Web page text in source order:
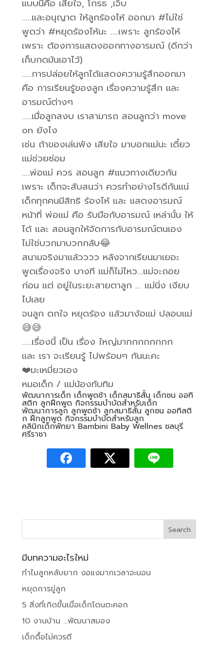
แบบนี้คือ​ เสียใจ, โกรธ ,เจ็บ
…..และอนุญาต ให้ลูกร้องไห้ ออกมา #ไม่ใช่
พูดว่า #หยุดร้องไห้นะ ….เพราะ ลูกร้องไห้
เพราะ ต้องการแสดงออกทางอารมณ์ (ดีกว่า
เก็บกดมันเอาไว้)
…..การปล่อยให้ลูกได้แสดงความรู้สึก​ออกมา
คือ การเรียนรู้ของลูก เรื่องความรู้สึก และ
อารมณ์ต่างๆ
…..เมื่อลูกสงบ เราสามารถ สอนลูกว่า move
on ยังไง
เช่น ถ้าของเล่นพัง เสียใจ มาบอกแม่นะ เดี๋ยว
แม่ช่วยซ่อม
….พ่อแม่ ควร สอนลูก #แนวทางเดียวกัน
เพราะ เด็กจะสับสนว่า ควรทำอย่างไรดีกันแน่
เด็กทุกคนมีสิทธิ ร้องไห้ และ แสดงอารมณ์
หน้าที่ พ่อแม่ คือ รับมือกับอารมณ์ เหล่านั้น ให้
ได้ และ สอนลูกให้จัดการกับอารมณ์ตนเอง
ไม่ใช่บวกมาบวกกลับ😂
สนามจริงมาแล้วววว หลังจากเรียนมาเยอะ
พูดเรื่องจริง บางที แม่ก็ไม่ไหว…แม่จะถอย
ก่อน แต่ อยู่ในระยะสายตาลูก … แม่นิ่ง เงียบ
ไปเลย
จนลูก ตกใจ หยุดร้อง แล้วมาง้อแม่ ปลอบแม่
😅😅
…..เรื่องนี้ เป็น เรื่อง ใหญ่มากกกกกกกก
และ เรา จะเรียนรู้ ไปพร้อมๆ กันนะคะ
❤️มะเหมี่ยวเอง
หมอเด็ก / แม่น้องทับทิม
พัฒนาการเด็ก เด็กพูดช้า เด็กสมาธิสั้น เด็กซน ออทิ
สติก ลูกฝึกพูด กิจกรรมบำบัดสำหรับเด็ก
พัฒนาการลูก ลูกพูดช้า ลูกสมาธิสั้น ลูกซน ออทิสติ
ก ฝึกลูกพูด กิจกรรมบำบัดสำหรับลูก
คลินิกเด็กพัทยา Bambini Baby Wellnes ชลบุรี
ศรีราชา
มีบทความอะไรใหม่
ทำไมลูกหลับยาก งอแงมากเวลาจะนอน
หยุดการขู่ลูก
5 สิ่งที่เกิดขึ้นเมื่อเด็กโดนตะคอก
10 งานบ้าน …พัฒนาสมอง
เด็กดื้อไม่ควรตี